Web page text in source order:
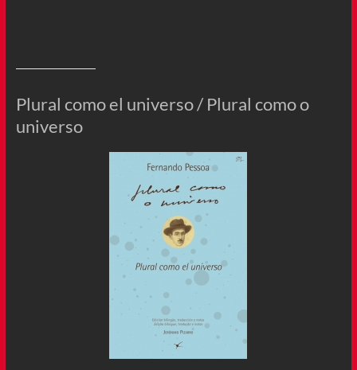
Plural como el universo / Plural como o
universo